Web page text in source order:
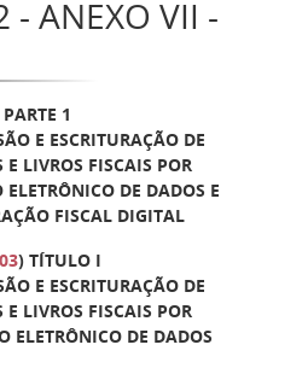
- ANEXO VII -
PARTE 1
E ESCRITURAÇÃO DE
E LIVROS FISCAIS POR
ELETRÔNICO DE DADOS E
FISCAL DIGITAL
) TÍTULO I
E ESCRITURAÇÃO DE
E LIVROS FISCAIS POR
ELETRÔNICO DE DADOS